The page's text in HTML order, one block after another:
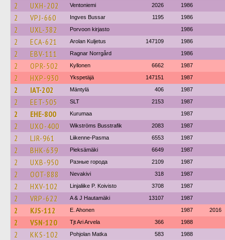
2 UXH-202 Ventoniemi 2026 1986
2 VPJ-660 Ingves Bussar 1195 1986
2 UXL-382 Porvoon kirjasto 1986
2 ECA-621 Arolan Kuljetus 147109 1986
2 EBV-111 Ragnar Norrgård 1986
2 OPR-502 Kyllonen 6662 1987
2 HXP-930 Ykspetäjä 147151 1987
2 IAT-202 Mäntylä 406 1987
2 EET-505 SLT 2153 1987
2 EHE-800 Kurumaa 1987
2 UXO-400 Wikströms Busstrafik 2083 1987
2 LJR-961 Liikenne-Pasma 6553 1987
2 BHK-639 Pieksämäki 6649 1987
2 UXB-950 Разные города 2109 1987
2 OOT-888 Nevakivi 318 1987
2 HXV-102 Linjaliike P. Koivisto 3708 1987
2 VRP-622 A & J Hautamäki 13107 1987
2 KJS-112 E. Ahonen 1987 2016
2 VSN-120 Tjt Ari Arvela 366 1988
2 KKS-102 Pohjolan Matka 583 1988